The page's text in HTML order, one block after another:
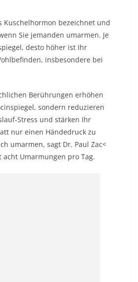
Kuschelhormon bezeichnet und
Sie jemanden umarmen. Je
desto höher ist Ihr
insbesondere bei
Berührungen erhöhen
sondern reduzieren
Stress und stärken Ihr
nur einen Händedruck zu
umarmen, sagt Dr. Paul Zac<
acht Umarmungen pro Tag.